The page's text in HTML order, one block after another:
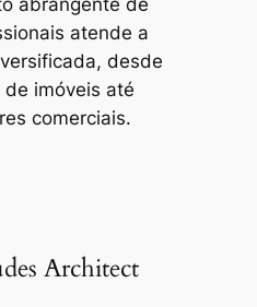
abrangente de
atende a
desde
imóveis até
comerciais.
Architect